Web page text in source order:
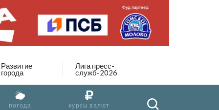
Развитие
города
Лига пресс-
служб-2026
погода курсы валют